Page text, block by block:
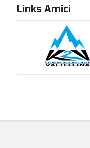
Links Amici